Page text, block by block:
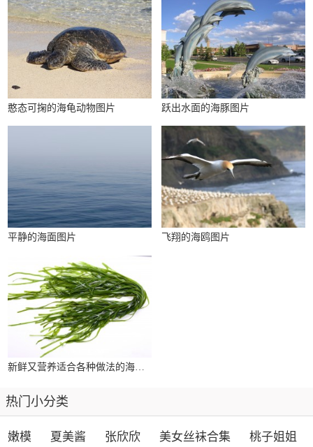
憨态可掬的海龟动物图片 跃出水面的海豚图片
平静的海面图片 飞翔的海鸥图片
新鲜又营养适合各种做法的海带图片
热门小分类
嫩模 夏美酱 张欣欣 美女丝袜合集 桃子姐姐